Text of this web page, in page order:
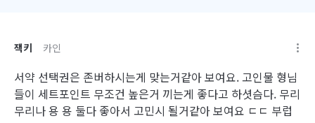
잭키 카인
서약 선택권은 존버하시는게 맞는거같아 보여요. 고인물 형님
들이 세트포인트 무조건 높은거 끼는게 좋다고 하셧슴다. 무리
무리나 용 용 둘다 좋아서 고민시 될거같아 보여요 ㄷㄷ 부럽